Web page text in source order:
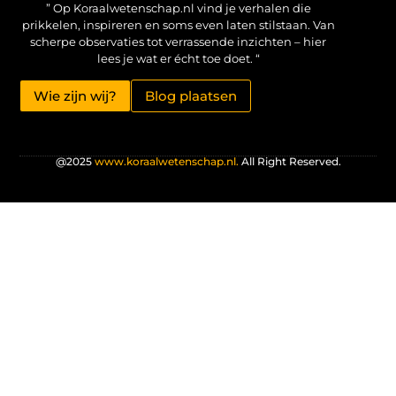
” Op Koraalwetenschap.nl vind je verhalen die
prikkelen, inspireren en soms even laten stilstaan. Van
scherpe observaties tot verrassende inzichten – hier
lees je wat er écht toe doet. “
Wie zijn wij? Blog plaatsen
@2025www.koraalwetenschap.nl.All Right Reserved.